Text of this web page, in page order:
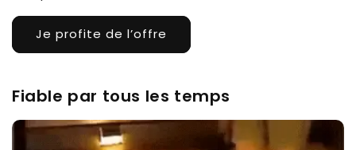
Je profite de l’offre
Fiable par tous les temps